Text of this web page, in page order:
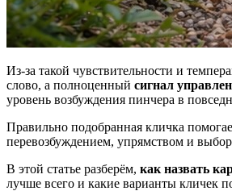
Из-за такой чувствительности и
слово, а полноценный сигнал
уровень возбуждения пинчера в
Правильно подобранная кличка
перевозбуждением, упрямством и
В этой статье разберём, как назвать
лучше всего и какие варианты кличек